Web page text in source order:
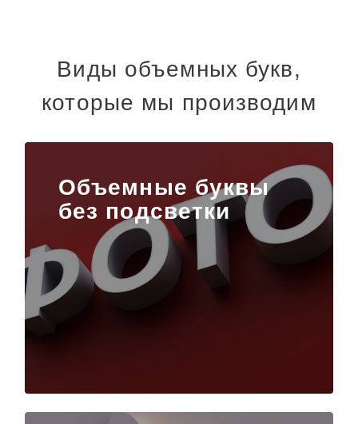
Виды объемных букв,
которые мы производим
Объемные буквы
без подсветки